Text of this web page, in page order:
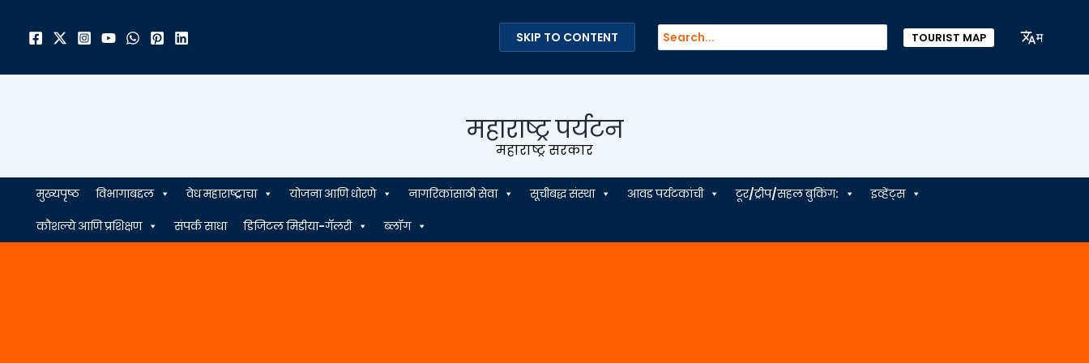
SKIP TO CONTENT
Search
for:
TOURIST MAP म
महाराष्ट्र पर्यटन
महाराष्ट्र सरकार
मुख्यपृष्ठ विभागाबद्दल वेध महाराष्ट्राचा योजना आणि धोरणे नागरिकांसाठी सेवा सूचीबद्ध संस्था आवड पर्यटकांची टूर/ट्रीप/सहल बुकिंग:
इव्हेंट्स
कौशल्ये आणि प्रशिक्षण
संपर्क साधा डिजिटल मिडीया-गॅलरी ब्लॉग